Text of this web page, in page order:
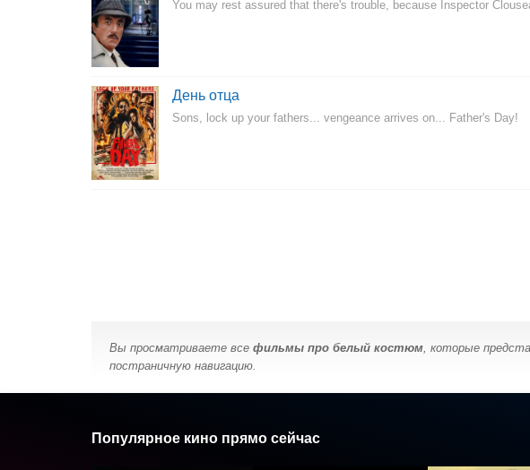
You may rest assured that there's trouble, because Inspector
День отца
Sons, lock up your fathers... vengeance arrives on... Father's Day!
Вы просматриваете все фильмы про белый костюм, которые
постраничную навигацию.
Популярное кино прямо сейчас